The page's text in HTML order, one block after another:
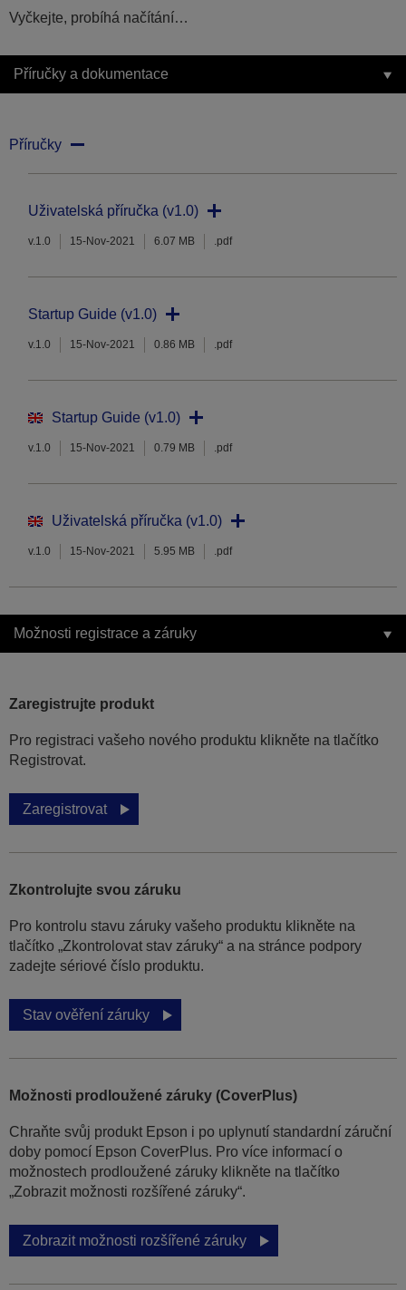
Vyčkejte, probíhá načítání…
Příručky a dokumentace
Příručky
Uživatelská příručka (v1.0)
v.1.0 15-Nov-2021 6.07 MB .pdf
Startup Guide (v1.0)
v.1.0 15-Nov-2021 0.86 MB .pdf
Startup Guide (v1.0)
v.1.0 15-Nov-2021 0.79 MB .pdf
Uživatelská příručka (v1.0)
v.1.0 15-Nov-2021 5.95 MB .pdf
Možnosti registrace a záruky
Zaregistrujte produkt
Pro registraci vašeho nového produktu klikněte na tlačítko
Registrovat.
Zaregistrovat
Zkontrolujte svou záruku
Pro kontrolu stavu záruky vašeho produktu klikněte na
tlačítko „Zkontrolovat stav záruky“ a na stránce podpory
zadejte sériové číslo produktu.
Stav ověření záruky
Možnosti prodloužené záruky (CoverPlus)
Chraňte svůj produkt Epson i po uplynutí standardní záruční
doby pomocí Epson CoverPlus. Pro více informací o
možnostech prodloužené záruky klikněte na tlačítko
„Zobrazit možnosti rozšířené záruky“.
Zobrazit možnosti rozšířené záruky